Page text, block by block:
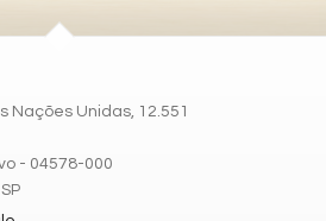
Nações Unidas, 12.551
- 04578-000
SP